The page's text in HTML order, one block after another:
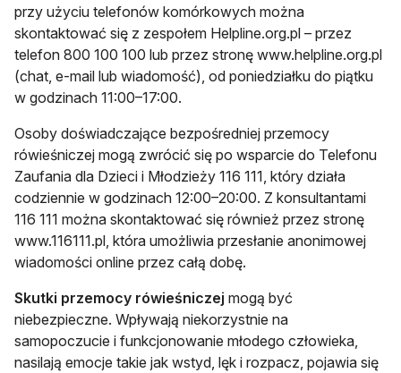
przy użyciu telefonów komórkowych można
skontaktować się z zespołem Helpline.org.pl – przez
telefon 800 100 100 lub przez stronę www.helpline.org.pl
(chat, e-mail lub wiadomość), od poniedziałku do piątku
w godzinach 11:00–17:00.
Osoby doświadczające bezpośredniej przemocy
rówieśniczej mogą zwrócić się po wsparcie do Telefonu
Zaufania dla Dzieci i Młodzieży 116 111, który działa
codziennie w godzinach 12:00–20:00. Z konsultantami
116 111 można skontaktować się również przez stronę
www.116111.pl, która umożliwia przesłanie anonimowej
wiadomości online przez całą dobę.
Skutki przemocy rówieśniczej mogą być
niebezpieczne. Wpływają niekorzystnie na
samopoczucie i funkcjonowanie młodego człowieka,
nasilają emocje takie jak wstyd, lęk i rozpacz, pojawia się